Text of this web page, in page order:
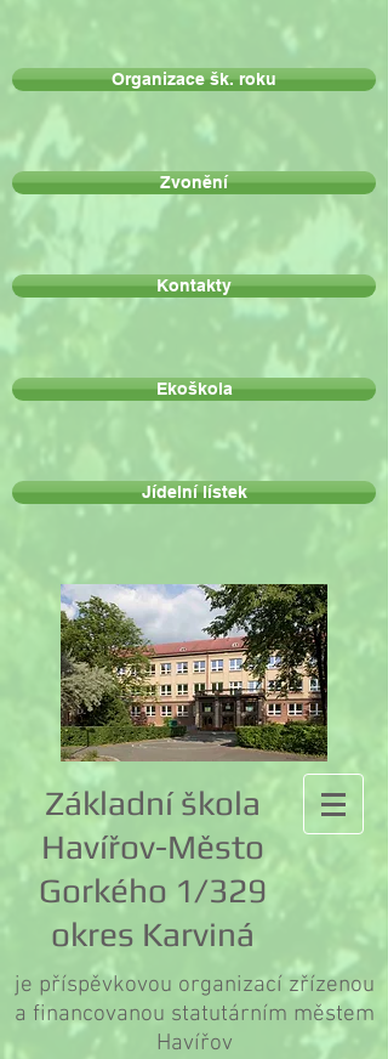
Organizace šk. roku
Zvonění
Kontakty
Ekoškola
Jídelní lístek
Základní škola
Havířov-Město
Gorkého 1/329
okres Karviná
je příspěvkovou organizací zřízenou
a financovanou statutárním městem
Havířov